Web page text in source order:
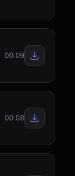
00:09
00:08